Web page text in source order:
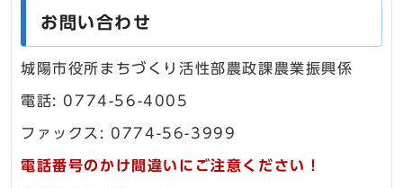
お問い合わせ
城陽市役所まちづくり活性部農政課農業振興係
電話: 0774-56-4005
ファックス: 0774-56-3999
電話番号のかけ間違いにご注意ください！